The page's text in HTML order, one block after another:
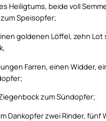
Heiligtums, beide voll
Speisopfer;
goldenen Löffel, zehn Lot
Farren, einen Widder,
zum Sündopfer;
Dankopfer zwei Rinder, fünf